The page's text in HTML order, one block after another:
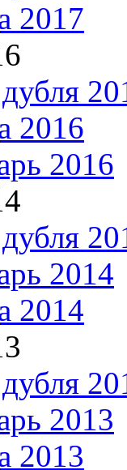
2017
2016
2016
2014
2014
2013
2013